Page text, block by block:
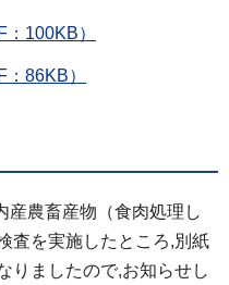
100KB）
86KB）
産農畜産物（食肉処理し
査を実施したところ,別紙
りましたので,お知らせし